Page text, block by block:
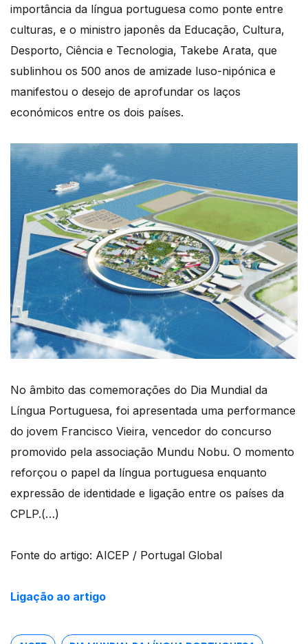
importância da língua portuguesa como ponte entre
culturas, e o ministro japonês da Educação, Cultura,
Desporto, Ciência e Tecnologia, Takebe Arata, que
sublinhou os 500 anos de amizade luso-nipónica e
manifestou o desejo de aprofundar os laços
económicos entre os dois países.
No âmbito das comemorações do Dia Mundial da
Língua Portuguesa, foi apresentada uma performance
do jovem Francisco Vieira, vencedor do concurso
promovido pela associação Mundu Nobu. O momento
reforçou o papel da língua portuguesa enquanto
expressão de identidade e ligação entre os países da
CPLP.(…)
Fonte do artigo: AICEP / Portugal Global
Ligação ao artigo